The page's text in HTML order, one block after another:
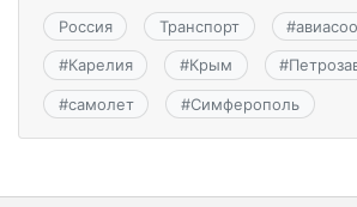
Россия Транспорт #
#Карелия #Крым #
#самолет #Симферополь